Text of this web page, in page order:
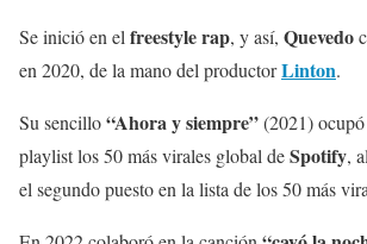
Se inició en el freestyle rap, y así, Quevedo
en 2020, de la mano del productorLinton.
Su sencillo“Ahora y siempre”(2021)
playlist los 50 más virales global deSpotify,
el segundo puesto en la lista de los 50 más